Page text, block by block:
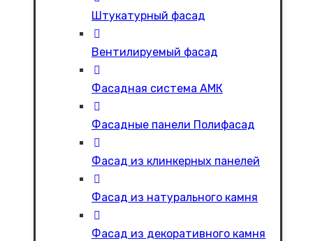
Штукатурный фасад
Вентилируемый фасад
Фасадная система АМК
Фасадные панели Полифасад
Фасад из клинкерных панелей
Фасад из натурального камня
Фасад из декоративного камня